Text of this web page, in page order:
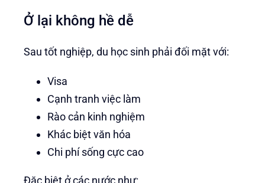
Ở lại không hề dễ
Sau tốt nghiệp, du học sinh phải đối mặt với:
Visa
Cạnh tranh việc làm
Rào cản kinh nghiệm
Khác biệt văn hóa
Chi phí sống cực cao
Đặc biệt ở các nước như: